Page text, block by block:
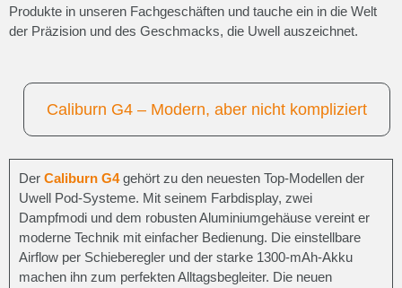
Produkte in unseren Fachgeschäften und tauche ein in die Welt
der Präzision und des Geschmacks, die Uwell auszeichnet.
Caliburn G4 – Modern, aber nicht kompliziert
Der Caliburn G4gehört zu den neuesten Top-Modellen der
Uwell Pod-Systeme. Mit seinem Farbdisplay, zwei
Dampfmodi und dem robusten Aluminiumgehäuse vereint er
moderne Technik mit einfacher Bedienung. Die einstellbare
Airflow per Schieberegler und der starke 1300-mAh-Akku
machen ihn zum perfekten Alltagsbegleiter. Die neuen